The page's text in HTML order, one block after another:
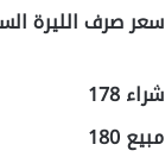
سعر صرف الليرة
شراء 178
مبيع 180